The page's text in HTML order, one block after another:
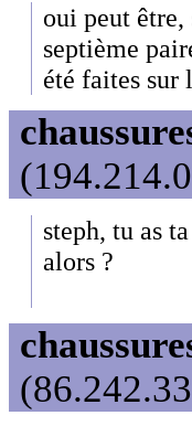
oui peut
septième
été faites sur
steph, tu as
alors ?